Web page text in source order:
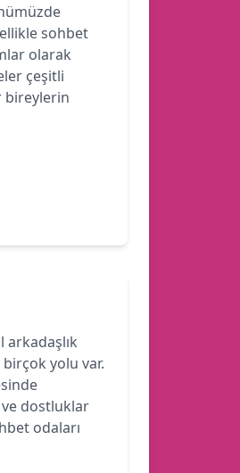
sohbet
olarak
çeşitli
bireylerin
arkadaşlık
yolu var.
ve dostluklar
odaları